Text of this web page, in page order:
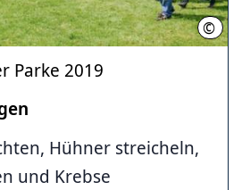
©
Parke 2019
Hühner streicheln,
und Krebse